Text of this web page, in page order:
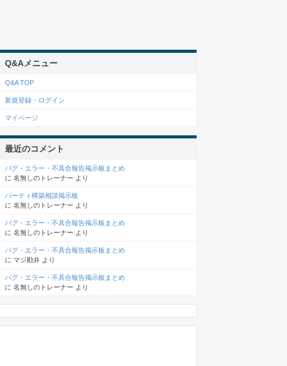
Q&Aメニュー
Q&A TOP
新規登録・ログイン
マイページ
最近のコメント
バグ・エラー・不具合報告掲示板まとめ
に 名無しのトレーナー より
パーティ構築相談掲示板
に 名無しのトレーナー より
バグ・エラー・不具合報告掲示板まとめ
に 名無しのトレーナー より
バグ・エラー・不具合報告掲示板まとめ
に マジ勘弁 より
バグ・エラー・不具合報告掲示板まとめ
に 名無しのトレーナー より